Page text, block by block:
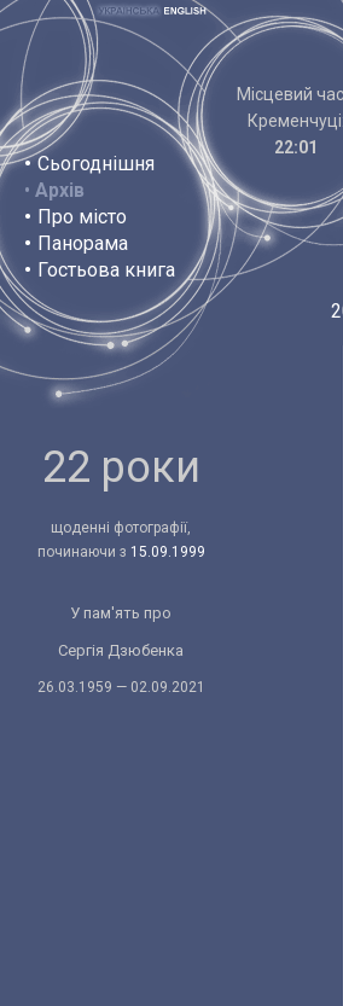
• Сьогоднішня
• Архів
• Про місто
• Панорама
• Гостьова книга
Місцевий
Кременчуці:
22:01
22 роки
щоденні фотографії,
починаючи з 15.09.1999
У пам'ять про
Сергія Дзюбенка
26.03.1959 — 02.09.2021